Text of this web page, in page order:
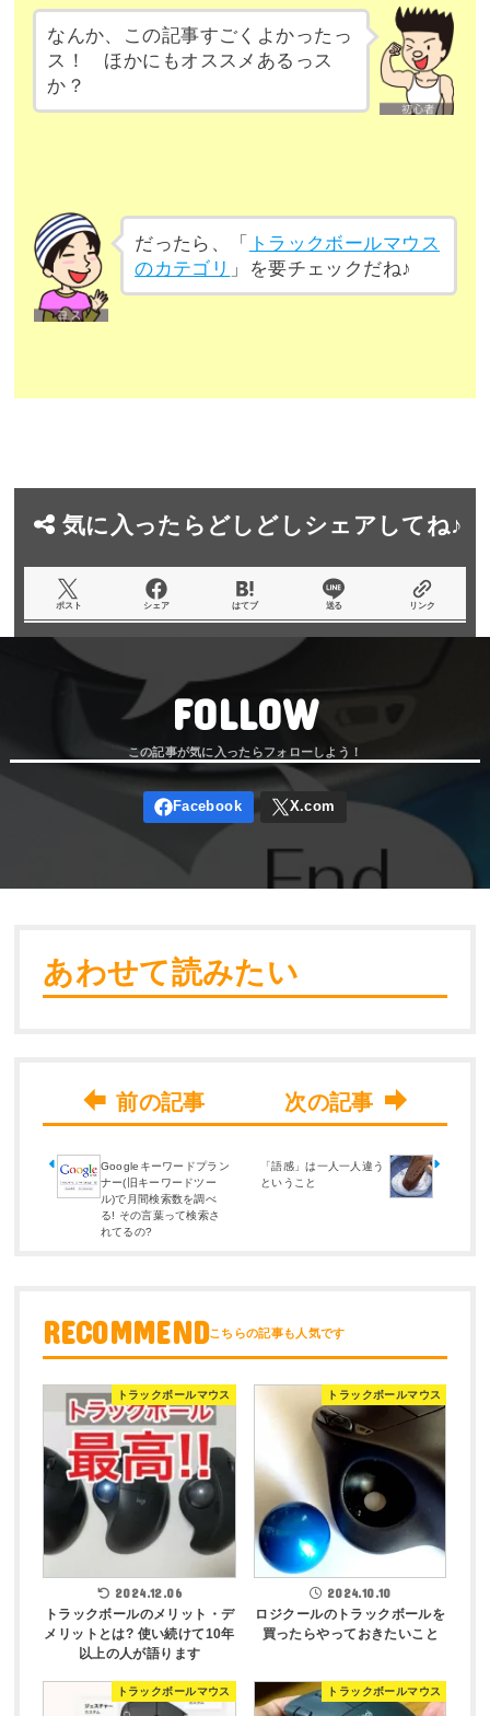
なんか、この記事すごくよかったっ
ス！ ほかにもオススメあるっス
か？
だったら、「
トラックボールマウス
のカテゴリ 」を要チェックだね♪
気に入ったらどしどしシェアしてね♪
ポスト シェア はてブ 送る リンク
FOLLOW
あわせて読みたい
Googleキーワードプラン
ナー(旧キーワードツー
ル)で月間検索数を調べ
る! その言葉って検索さ
れてるの?
「語感」は一人一人違う
ということ
RECOMMEND
トラックボールマウス
2024.12.06
トラックボールのメリット・デ
メリットとは? 使い続けて10年
以上の人が語ります
トラックボールマウス
2024.10.10
ロジクールのトラックボールを
買ったらやっておきたいこと
トラックボールマウス トラックボールマウス